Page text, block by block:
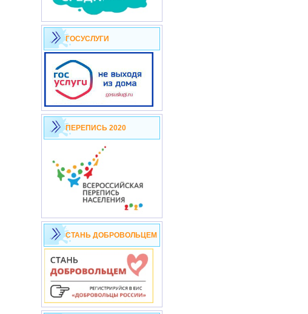
ГОСУСЛУГИ
ПЕРЕПИСЬ 2020
СТАНЬ ДОБРОВОЛЬЦЕМ